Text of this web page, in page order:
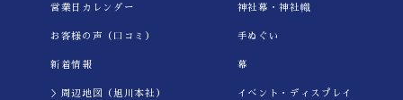
営業日カレンダー
お客様の声（口コミ）
新着情報
＞周辺地図（旭川本社）
神社幕・神社幟
手ぬぐい
幕
イべント・ディスプレイ